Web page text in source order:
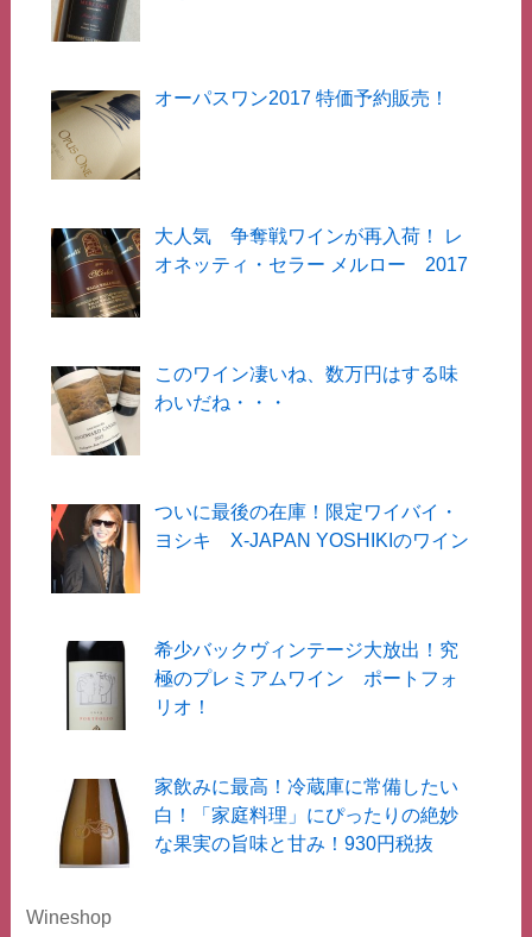
オーパスワン2017 特価予約販売！
大人気 争奪戦ワインが再入荷！ レ
オネッティ・セラー メルロー 2017
このワイン凄いね、数万円はする味
わいだね・・・
ついに最後の在庫！限定ワイバイ・
ヨシキ X-JAPAN YOSHIKIのワイン
希少バックヴィンテージ大放出！究
極のプレミアムワイン ポートフォ
リオ！
家飲みに最高！冷蔵庫に常備したい
白！「家庭料理」にぴったりの絶妙
な果実の旨味と甘み！930円税抜
Wineshop